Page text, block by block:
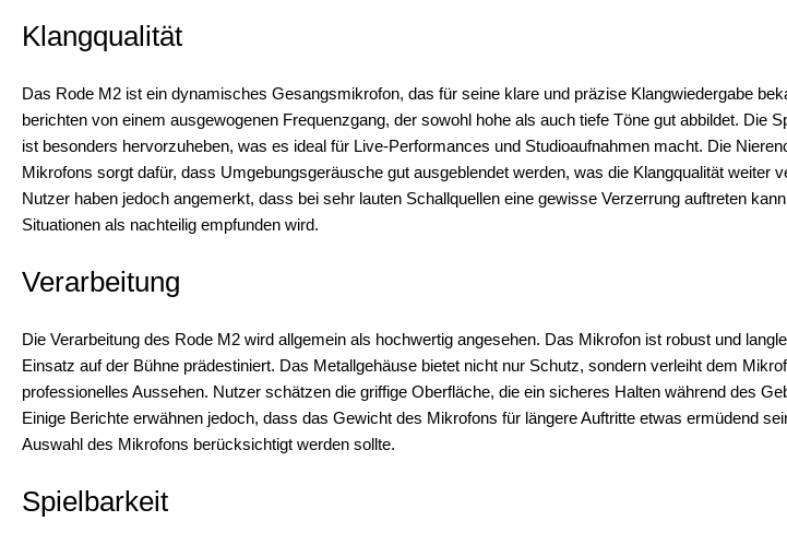
Klangqualität
Das Rode M2 ist ein dynamisches Gesangsmikrofon, das für seine klare und präzise Klangwiedergabe
berichten von einem ausgewogenen Frequenzgang, der sowohl hohe als auch tiefe Töne gut abbildet. Die
ist besonders hervorzuheben, was es ideal für Live-Performances und Studioaufnahmen macht. Die
Mikrofons sorgt dafür, dass Umgebungsgeräusche gut ausgeblendet werden, was die Klangqualität weiter
Nutzer haben jedoch angemerkt, dass bei sehr lauten Schallquellen eine gewisse Verzerrung auftreten
Situationen als nachteilig empfunden wird.
Verarbeitung
Die Verarbeitung des Rode M2 wird allgemein als hochwertig angesehen. Das Mikrofon ist robust und
Einsatz auf der Bühne prädestiniert. Das Metallgehäuse bietet nicht nur Schutz, sondern verleiht dem
professionelles Aussehen. Nutzer schätzen die griffige Oberfläche, die ein sicheres Halten während des
Einige Berichte erwähnen jedoch, dass das Gewicht des Mikrofons für längere Auftritte etwas ermüdend
Auswahl des Mikrofons berücksichtigt werden sollte.
Spielbarkeit